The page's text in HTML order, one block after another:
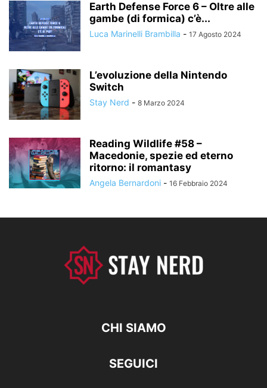
Earth Defense Force 6 – Oltre alle
gambe (di formica) c’è...
Luca Marinelli Brambilla - 17 Agosto 2024
L’evoluzione della Nintendo
Switch
Stay Nerd - 8 Marzo 2024
Reading Wildlife #58 –
Macedonie, spezie ed eterno
ritorno: il romantasy
Angela Bernardoni - 16 Febbraio 2024
CHI SIAMO
SEGUICI